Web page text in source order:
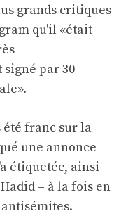
grands critiques
qu'il «était
par 30
franc sur la
une annonce
étiquetée, ainsi
– à la fois en